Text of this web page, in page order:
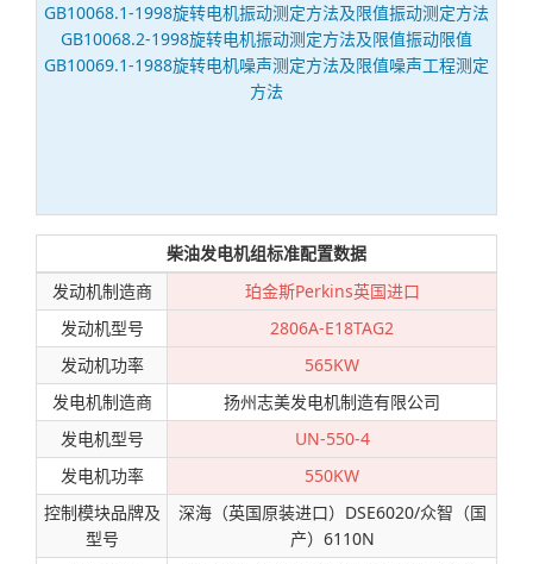
GB10068.1-1998旋转电机振动测定方法及限值振动测定方法
GB10068.2-1998旋转电机振动测定方法及限值振动限值
GB10069.1-1988旋转电机噪声测定方法及限值噪声工程测定
方法
柴油发电机组标准配置数据
发动机制造商
珀金斯Perkins英国进口
发动机型号
2806A-E18TAG2
发动机功率
565KW
发电机制造商
扬州志美发电机制造有限公司
发电机型号
UN-550-4
发电机功率
550KW
控制模块品牌及
型号
深海（英国原装进口）DSE6020/众智（国
产）6110N